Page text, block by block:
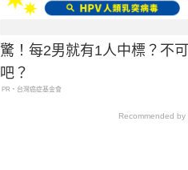
驚！每2男就有1人中標？不
吧？
PR・台灣癌症基金會
Recommended by